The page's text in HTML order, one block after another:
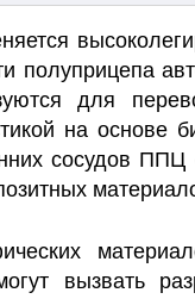
полуприцепа
для
на основе
сосудов
вызвать